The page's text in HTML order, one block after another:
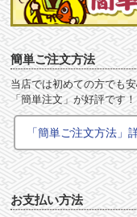
簡単ご注文方法
当店では初めての方でも
「簡単注文」が好評です！
「簡単ご注文方法」
お支払い方法